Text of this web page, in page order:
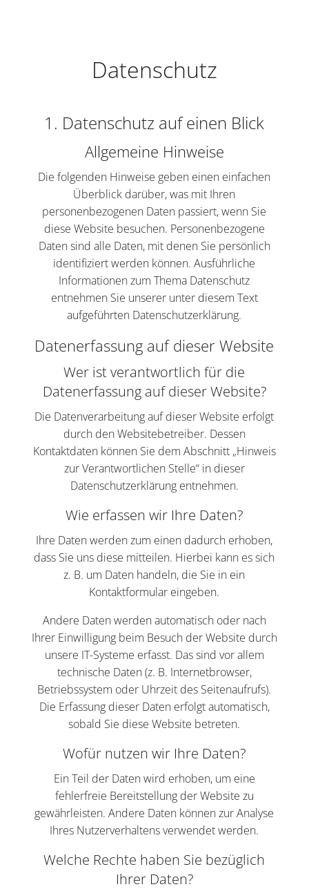
Datenschutz
1. Datenschutz auf einen Blick
Allgemeine Hinweise
Die folgenden Hinweise geben einen einfachen
Überblick darüber, was mit Ihren
personenbezogenen Daten passiert, wenn Sie
diese Website besuchen. Personenbezogene
Daten sind alle Daten, mit denen Sie persönlich
identifiziert werden können. Ausführliche
Informationen zum Thema Datenschutz
entnehmen Sie unserer unter diesem Text
aufgeführten Datenschutzerklärung.
Datenerfassung auf dieser Website
Wer ist verantwortlich für die
Datenerfassung auf dieser Website?
Die Datenverarbeitung auf dieser Website erfolgt
durch den Websitebetreiber. Dessen
Kontaktdaten können Sie dem Abschnitt „Hinweis
zur Verantwortlichen Stelle“ in dieser
Datenschutzerklärung entnehmen.
Wie erfassen wir Ihre Daten?
Ihre Daten werden zum einen dadurch erhoben,
dass Sie uns diese mitteilen. Hierbei kann es sich
z. B. um Daten handeln, die Sie in ein
Kontaktformular eingeben.
Andere Daten werden automatisch oder nach
Ihrer Einwilligung beim Besuch der Website durch
unsere IT-Systeme erfasst. Das sind vor allem
technische Daten (z. B. Internetbrowser,
Betriebssystem oder Uhrzeit des Seitenaufrufs).
Die Erfassung dieser Daten erfolgt automatisch,
sobald Sie diese Website betreten.
Wofür nutzen wir Ihre Daten?
Ein Teil der Daten wird erhoben, um eine
fehlerfreie Bereitstellung der Website zu
gewährleisten. Andere Daten können zur Analyse
Ihres Nutzerverhaltens verwendet werden.
Welche Rechte haben Sie bezüglich
Ihrer Daten?